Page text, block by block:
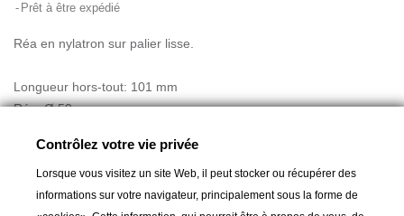
Prêt à être expédié
Réa en nylatron sur palier lisse.
Longueur hors-tout: 101 mm
Réa: Ø 50 mm
Pour cordages jusqu'à: Ø 12 mm
Poids: 117 g
Charge de travail / rupture: 800 / 1500 kg
Contrôlez votre vie privée
Lorsque vous visitez un site Web, il peut stocker ou récupérer des
informations sur votre navigateur, principalement sous la forme de